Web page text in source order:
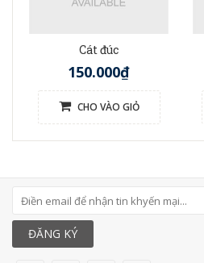
Cát đúc
150.000₫
CHO VÀO GIỎ
ĐĂNG KÝ